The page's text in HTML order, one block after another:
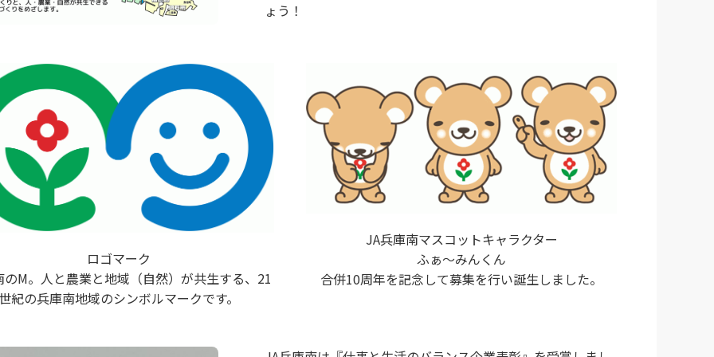
ょう！
ロゴマーク
のM。人と農業と地域（自然）が共生する、21
紀の兵庫南地域のシンボルマークです。
JA兵庫南マスコットキャラクター
ふぁ～みんくん
合併10周年を記念して募集を行い誕生しました。